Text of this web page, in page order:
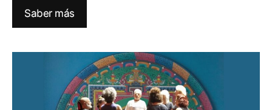
Saber más